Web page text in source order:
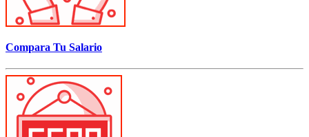
Compara Tu Salario